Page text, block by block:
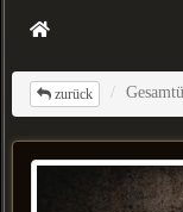
zurück